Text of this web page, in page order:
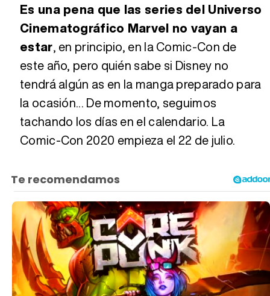
Es una pena que las series del Universo
Cinematográfico Marvel no vayan a
estar, en principio, en la Comic-Con de
este año, pero quién sabe si Disney no
tendrá algún as en la manga preparado para
la ocasión... De momento, seguimos
tachando los días en el calendario. La
Comic-Con 2020 empieza el 22 de julio.